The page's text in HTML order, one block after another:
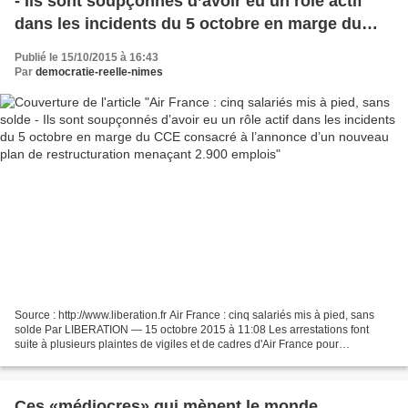
dans les incidents du 5 octobre en marge du
restructuration menaçant 2.900 emplois
Publié le 15/10/2015 à 16:43
Par democratie-reelle-nimes
Source : http://www.liberation.fr Air France : cinq salariés mis à pied, sans
solde Par LIBERATION — 15 octobre 2015 à 11:08 Les arrestations font
suite à plusieurs plaintes de vigiles et de cadres d'Air France pour